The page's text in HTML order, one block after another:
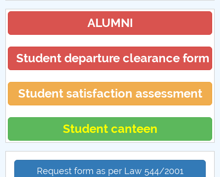
Program cu publiculALUMNI
Student departure clearance form
Student satisfaction assessment
Student canteen
Request form as per Law 544/2001